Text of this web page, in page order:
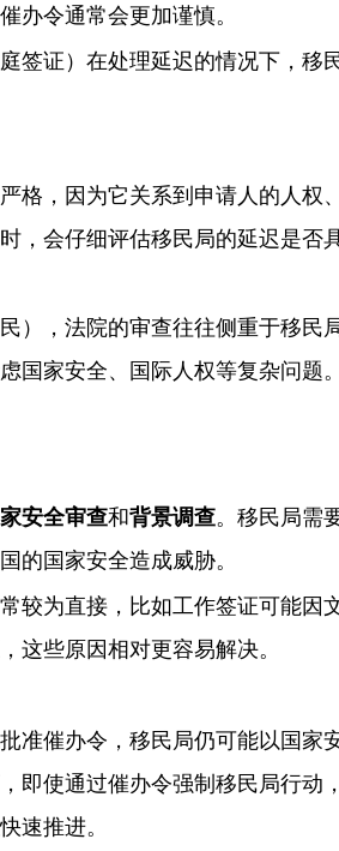
办令通常会更加谨慎。
签证）在处理延迟的情况下，移
格，因为它关系到申请人的人权
，会仔细评估移民局的延迟是否
），法院的审查往往侧重于移民
国家安全、国际人权等复杂问题。
安全审查和背景调查。移民局需
的国家安全造成威胁。
较为直接，比如工作签证可能因
这些原因相对更容易解决。
准催办令，移民局仍可能以国家
即使通过催办令强制移民局行动
速推进。